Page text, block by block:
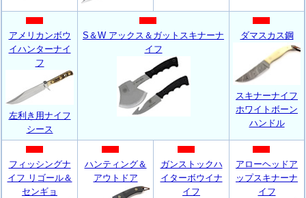
アメリカンボウ
イハンターナイ
フ
左利き用ナイフ
シース
S＆W アックス＆ガットスキナーナ
イフ
ダマスカス鋼
スキナーナイフ
ホワイトボーン
ハンドル
フィッシングナ
イフ リゴール＆
センギョ
ハンティング＆
アウトドア
ガンストックハ
イターボウイナ
イフ
アローヘッドア
ップスキナーナ
イフ